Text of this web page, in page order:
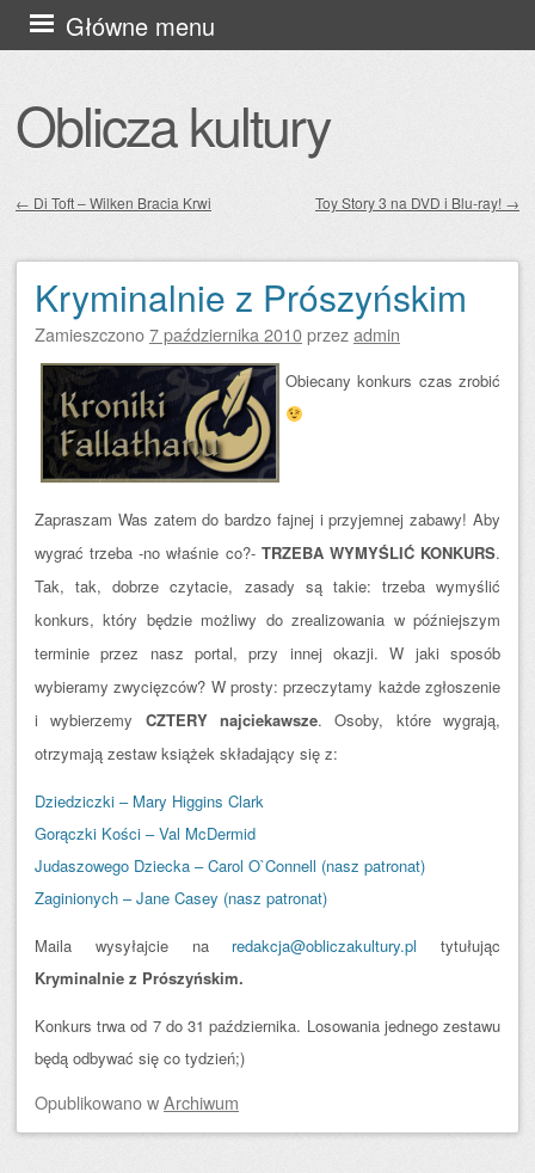
Oblicza kultury
Główne menu
Przejdź
do
← Di Toft – Wilken Bracia Krwi Toy Story 3 na DVD i Blu-ray! →
Kryminalnie z Prószyńskim
Zamieszczono7 października 2010przezadmin
Obiecany konkurs czas zrobić
Zapraszam Was zatem do bardzo fajnej i przyjemnej zabawy! Aby
wygrać trzeba -no właśnie co?- TRZEBA WYMYŚLIĆ KONKURS.
Tak, tak, dobrze czytacie, zasady są takie: trzeba wymyślić
konkurs, który będzie możliwy do zrealizowania w późniejszym
terminie przez nasz portal, przy innej okazji. W jaki sposób
wybieramy zwycięzców? W prosty: przeczytamy każde zgłoszenie
i wybierzemy CZTERY najciekawsze. Osoby, które wygrają,
otrzymają zestaw książek składający się z:
Dziedziczki – Mary Higgins Clark
Gorączki Kości – Val McDermid
Judaszowego Dziecka – Carol O`Connell (nasz patronat)
Zaginionych – Jane Casey (nasz patronat)
Maila wysyłajcie na redakcja@obliczakultury.pl tytułując
Kryminalnie z Prószyńskim.
Konkurs trwa od 7 do 31 października. Losowania jednego zestawu
będą odbywać się co tydzień;)
OpublikowanowArchiwum